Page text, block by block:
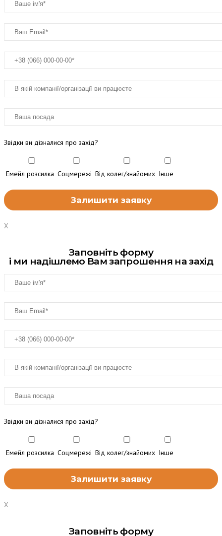
Звідки ви дізналися про захід?
Емейл розсилка Соцмережі Від колег/знайомих Інше
X
Заповніть форму
і ми надішлемо Вам запрошення на захід
Звідки ви дізналися про захід?
Емейл розсилка Соцмережі Від колег/знайомих Інше
X
Заповніть форму